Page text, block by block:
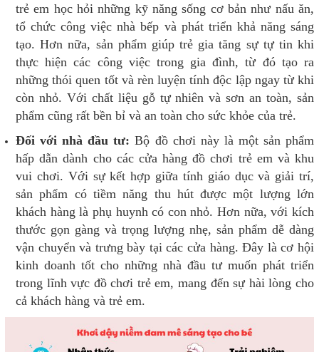
trẻ em học hỏi những kỹ năng sống cơ bản như nấu ăn,
tổ chức công việc nhà bếp và phát triển khả năng sáng
tạo. Hơn nữa, sản phẩm giúp trẻ gia tăng sự tự tin khi
thực hiện các công việc trong gia đình, từ đó tạo ra
những thói quen tốt và rèn luyện tính độc lập ngay từ khi
còn nhỏ. Với chất liệu gỗ tự nhiên và sơn an toàn, sản
phẩm cũng rất bền bỉ và an toàn cho sức khỏe của trẻ.
Đối với nhà đầu tư: Bộ đồ chơi này là một sản phẩm
hấp dẫn dành cho các cửa hàng đồ chơi trẻ em và khu
vui chơi. Với sự kết hợp giữa tính giáo dục và giải trí,
sản phẩm có tiềm năng thu hút được một lượng lớn
khách hàng là phụ huynh có con nhỏ. Hơn nữa, với kích
thước gọn gàng và trọng lượng nhẹ, sản phẩm dễ dàng
vận chuyển và trưng bày tại các cửa hàng. Đây là cơ hội
kinh doanh tốt cho những nhà đầu tư muốn phát triển
trong lĩnh vực đồ chơi trẻ em, mang đến sự hài lòng cho
cả khách hàng và trẻ em.